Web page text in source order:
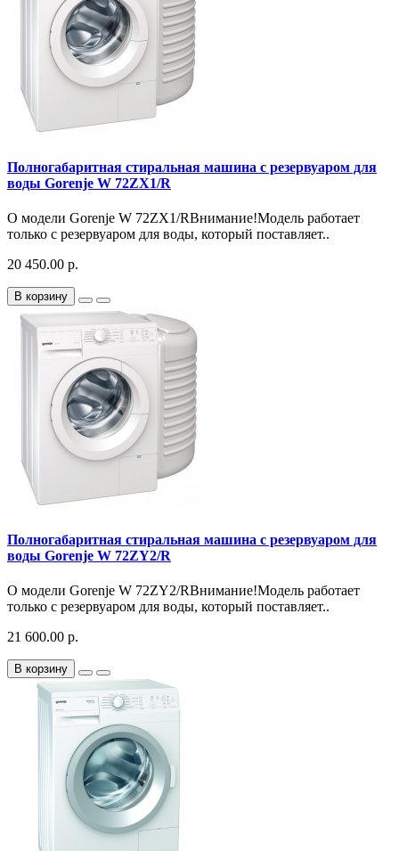
Полногабаритная стиральная машина с резервуаром для
воды Gorenje W 72ZX1/R
О модели Gorenje W 72ZX1/RВнимание!Модель работает
только с резервуаром для воды, который поставляет..
20 450.00 р.
В корзину
Полногабаритная стиральная машина с резервуаром для
воды Gorenje W 72ZY2/R
О модели Gorenje W 72ZY2/RВнимание!Модель работает
только с резервуаром для воды, который поставляет..
21 600.00 р.
В корзину